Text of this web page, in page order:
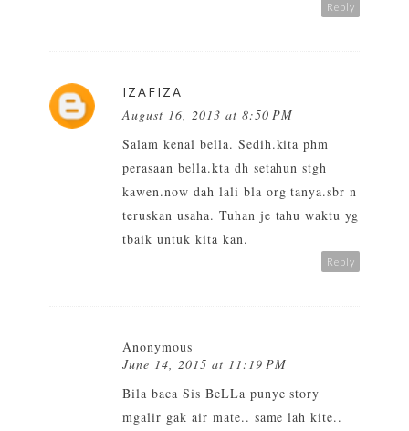
Reply
IZAFIZA
August 16, 2013 at 8:50 PM
Salam kenal bella. Sedih.kita phm
perasaan bella.kta dh setahun stgh
kawen.now dah lali bla org tanya.sbr n
teruskan usaha. Tuhan je tahu waktu yg
tbaik untuk kita kan.
Reply
Anonymous
June 14, 2015 at 11:19 PM
Bila baca Sis BeLLa punye story
mgalir gak air mate.. same lah kite..